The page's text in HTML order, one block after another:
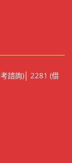
諮詢)│ 2281 (借